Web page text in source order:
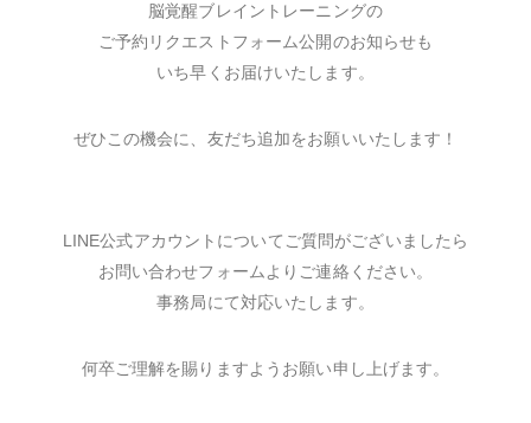
脳覚醒ブレイントレーニングの
ご予約リクエストフォーム公開のお知らせも
いち早くお届けいたします。
ぜひこの機会に、友だち追加をお願いいたします！
LINE公式アカウントについてご質問がございましたら
お問い合わせフォームよりご連絡ください。
事務局にて対応いたします。
何卒ご理解を賜りますようお願い申し上げます。